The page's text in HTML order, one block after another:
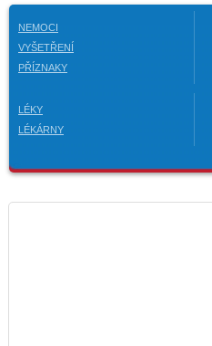
NEMOCI
VYŠETŘENÍ
PŘÍZNAKY
LÉKY
LÉKÁRNY